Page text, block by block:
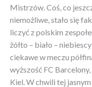
Mistrzów. Coś, co
niemożliwe, stało się
liczyć z polskim
żółto – biało –
ciekawe w meczu
wyższość FC
Kiel. W chwili tej